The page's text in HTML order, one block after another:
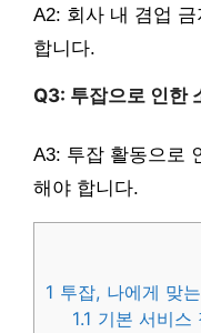
A2: 회사 내 겸업
합니다.
Q3: 투잡으로 인한
A3: 투잡 활동으로
해야 합니다.
1 투잡, 나에게 맞
1.1 기본 서비스